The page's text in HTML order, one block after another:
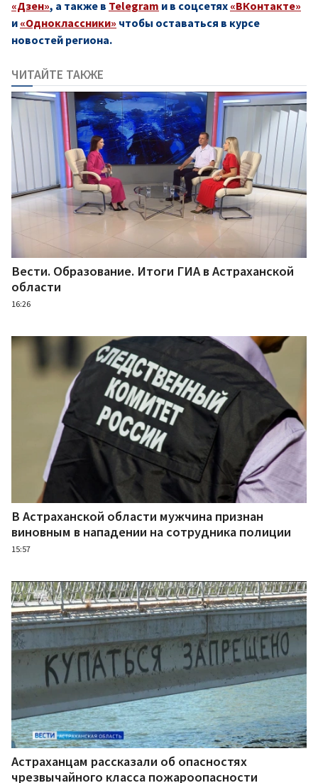
«Дзен», а также в Telegram и в соцсетях «ВКонтакте»
и «Одноклассники» чтобы оставаться в курсе
новостей региона.
ЧИТАЙТЕ ТАКЖЕ
Вести. Образование. Итоги ГИА в Астраханской
области
16:26
В Астраханской области мужчина признан
виновным в нападении на сотрудника полиции
15:57
Астраханцам рассказали об опасностях
чрезвычайного класса пожароопасности